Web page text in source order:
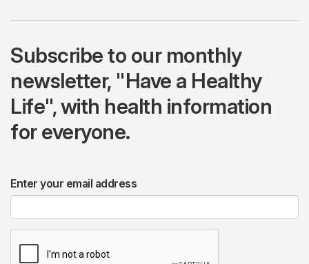
Subscribe to our monthly
newsletter, "Have a Healthy
Life", with health information
for everyone.
Enter your email address